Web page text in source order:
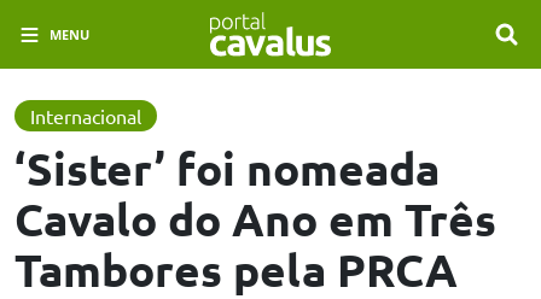
MENU
Internacional
‘Sister’ foi nomeada
Cavalo do Ano em Três
Tambores pela PRCA